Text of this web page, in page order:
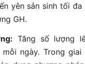
yên sản sinh tối đa
GH.
Tăng số lượng
mỗi ngày. Trong giai